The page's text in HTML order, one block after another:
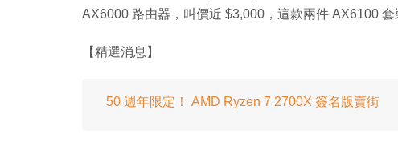
AX6000 路由器，叫價近 $3,000，這款兩件 AX6100 套
【精選消息】
50 週年限定！ AMD Ryzen 7 2700X 簽名版賣街